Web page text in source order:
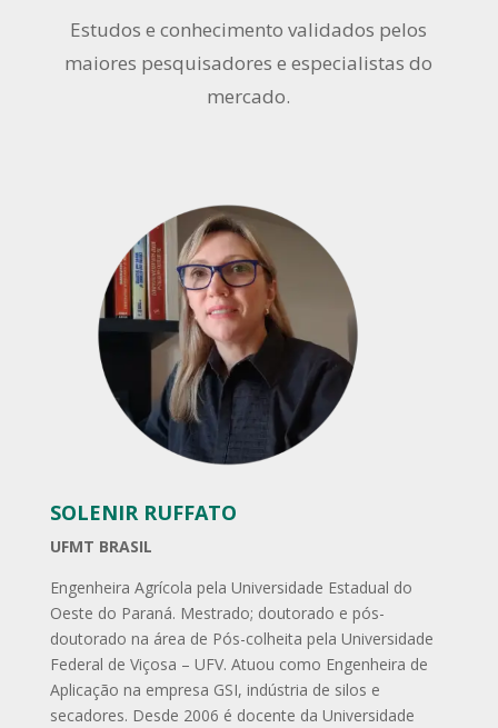
Estudos e conhecimento validados pelos
maiores pesquisadores e especialistas do
mercado.
SOLENIR RUFFATO
UFMT BRASIL
Engenheira Agrícola pela Universidade Estadual do
Oeste do Paraná. Mestrado; doutorado e pós-
doutorado na área de Pós-colheita pela Universidade
Federal de Viçosa – UFV. Atuou como Engenheira de
Aplicação na empresa GSI, indústria de silos e
secadores. Desde 2006 é docente da Universidade